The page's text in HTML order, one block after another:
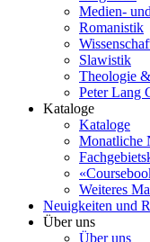
Medien-
Romanistik
Slawistik
Theologie
Peter Lang
Kataloge
Kataloge
Monatliche
Weiteres
Neuigkeiten und
Über uns
Über uns